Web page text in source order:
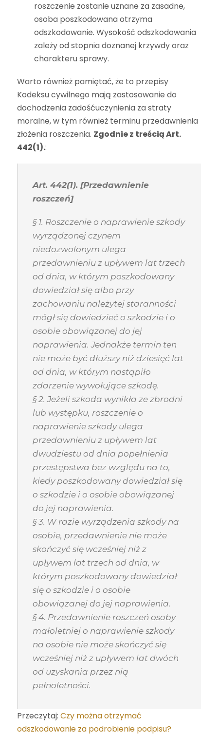
roszczenie zostanie uznane za zasadne,
osoba poszkodowana otrzyma
odszkodowanie. Wysokość odszkodowania
zależy od stopnia doznanej krzywdy oraz
charakteru sprawy.
Warto również pamiętać, że to przepisy
Kodeksu cywilnego mają zastosowanie do
dochodzenia zadośćuczynienia za straty
moralne, w tym również terminu przedawnienia
złożenia roszczenia. Zgodnie z treścią Art.
442(1).:
Art. 442(1). [Przedawnienie
roszczeń]
§ 1. Roszczenie o naprawienie szkody
wyrządzonej czynem
niedozwolonym ulega
przedawnieniu z upływem lat trzech
od dnia, w którym poszkodowany
dowiedział się albo przy
zachowaniu należytej staranności
mógł się dowiedzieć o szkodzie i o
osobie obowiązanej do jej
naprawienia. Jednakże termin ten
nie może być dłuższy niż dziesięć lat
od dnia, w którym nastąpiło
zdarzenie wywołujące szkodę.
§ 2. Jeżeli szkoda wynikła ze zbrodni
lub występku, roszczenie o
naprawienie szkody ulega
przedawnieniu z upływem lat
dwudziestu od dnia popełnienia
przestępstwa bez względu na to,
kiedy poszkodowany dowiedział się
o szkodzie i o osobie obowiązanej
do jej naprawienia.
§ 3. W razie wyrządzenia szkody na
osobie, przedawnienie nie może
skończyć się wcześniej niż z
upływem lat trzech od dnia, w
którym poszkodowany dowiedział
się o szkodzie i o osobie
obowiązanej do jej naprawienia.
§ 4. Przedawnienie roszczeń osoby
małoletniej o naprawienie szkody
na osobie nie może skończyć się
wcześniej niż z upływem lat dwóch
od uzyskania przez nią
pełnoletności.
Przeczytaj: Czy można otrzymać
odszkodowanie za podrobienie podpisu?